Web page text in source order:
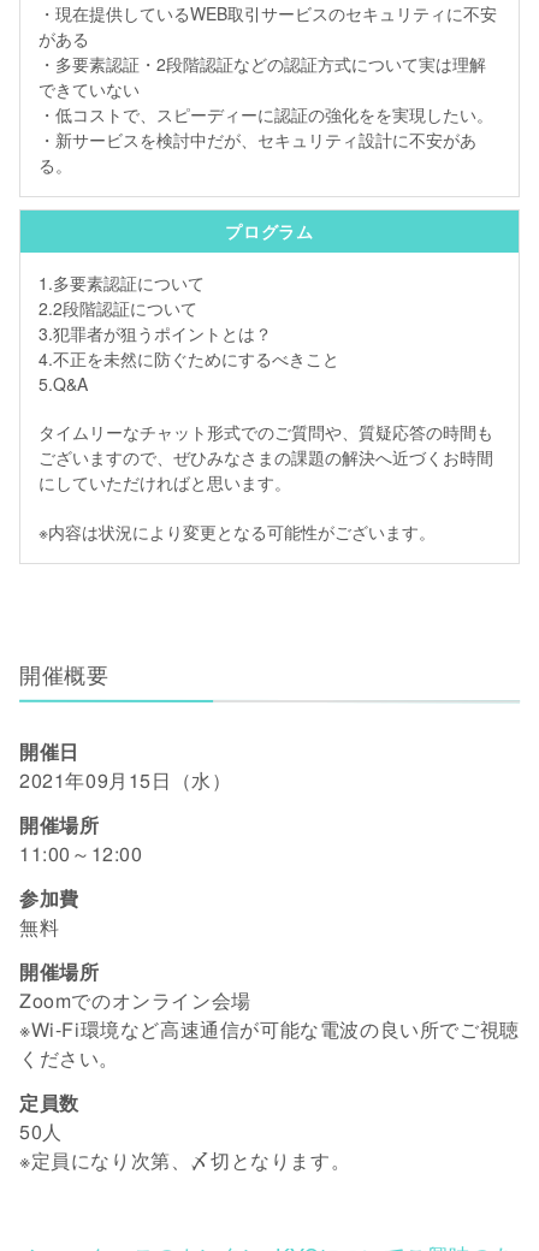
・現在提供しているWEB取引サービスのセキュリティに不安
がある
・多要素認証・2段階認証などの認証方式について実は理解
できていない
・低コストで、スピーディーに認証の強化をを実現したい。
・新サービスを検討中だが、セキュリティ設計に不安があ
る。
プログラム
1.多要素認証について
2.2段階認証について
3.犯罪者が狙うポイントとは？
4.不正を未然に防ぐためにするべきこと
5.Q&A
タイムリーなチャット形式でのご質問や、質疑応答の時間も
ございますので、ぜひみなさまの課題の解決へ近づくお時間
にしていただければと思います。
※内容は状況により変更となる可能性がございます。
開催概要
開催日
2021年09月15日（水）
開催場所
11:00～12:00
参加費
無料
開催場所
Zoomでのオンライン会場
※Wi-Fi環境など高速通信が可能な電波の良い所でご視聴
ください。
定員数
50人
※定員になり次第、〆切となります。